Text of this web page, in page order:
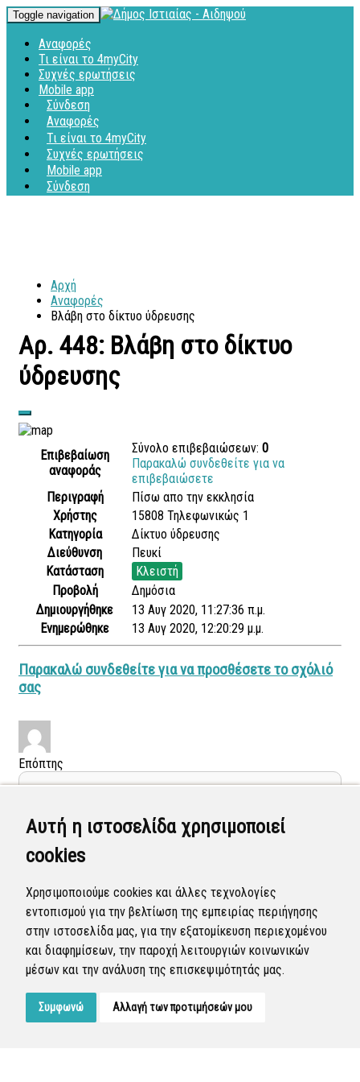
Αυτή η ιστοσελίδα χρησιμοποιεί
cookies
Χρησιμοποιούμε cookies και άλλες τεχνολογίες
εντοπισμού για την βελτίωση της εμπειρίας περιήγησης
στην ιστοσελίδα μας, για την εξατομίκευση περιεχομένου
και διαφημίσεων, την παροχή λειτουργιών κοινωνικών
μέσων και την ανάλυση της επισκεψιμότητάς μας.
Συμφωνώ Αλλαγή των προτιμήσεών μου
Toggle navigation
Αναφορές
Τι είναι το 4myCity
Συχνές ερωτήσεις
Mobile app
Σύνδεση
Αναφορές
Τι είναι το 4myCity
Συχνές ερωτήσεις
Mobile app
Σύνδεση
Αρχή
Αναφορές
Βλάβη στο δίκτυο ύδρευσης
Αρ. 448: Βλάβη στο δίκτυο
ύδρευσης
Επιβεβαίωση
αναφοράς
Σύνολο επιβεβαιώσεων: 0
Παρακαλώ συνδεθείτε για να
επιβεβαιώσετε
Περιγραφή
Πίσω απο την εκκλησία
Χρήστης
15808 Τηλεφωνικώς 1
Κατηγορία
Δίκτυο ύδρευσης
Διεύθυνση
Πευκί
Κατάσταση
Κλειστή
Προβολή
Δημόσια
Δημιουργήθηκε
13 Αυγ 2020, 11:27:36 π.μ.
Ενημερώθηκε
13 Αυγ 2020, 12:20:29 μ.μ.
Παρακαλώ συνδεθείτε για να προσθέσετε το σχόλιό
σας
Επόπτης
(Επόπτης)
13 Αυγ 2020 - 11:38
Δήμο.
Κατάσταση αναφοράς: Κλειστή